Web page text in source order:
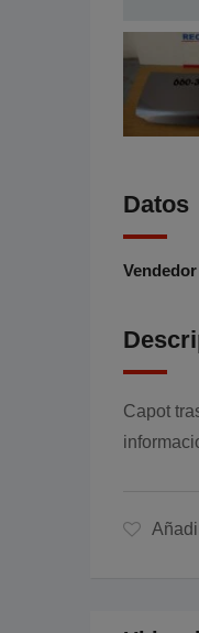
Datos
Capot